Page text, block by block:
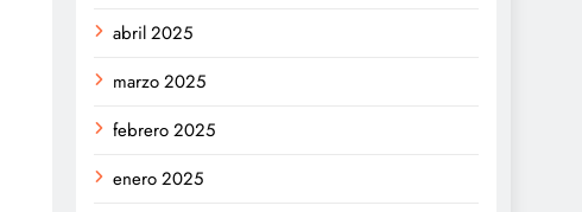
abril 2025
marzo 2025
febrero 2025
enero 2025